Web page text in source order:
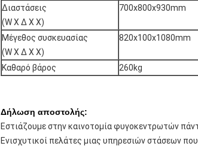
Διαστάσεις
(W Χ Δ Χ Χ)
700x800x930mm
Μέγεθος συσκευασίας
(W Χ Δ Χ Χ)
820x100x1080mm
Καθαρό βάρος 260kg
Δήλωση αποστολής:
Εστιάζουμε στην καινοτομία φυγοκεντρωτών
Ενισχυτικοί πελάτες μιας υπηρεσιών στάσεων